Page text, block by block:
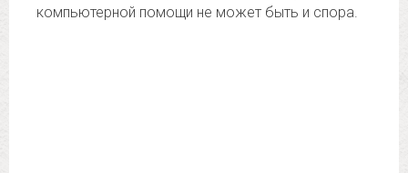
компьютерной помощи не может быть и спора.